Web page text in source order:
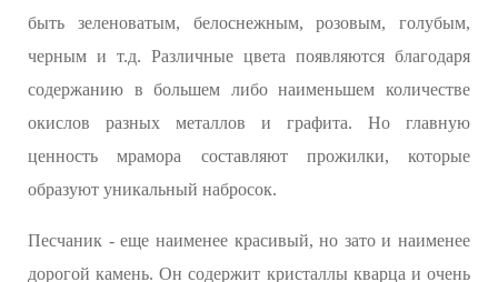
быть зеленоватым, белоснежным, розовым, голубым,
черным и т.д. Различные цвета появляются благодаря
содержанию в большем либо наименьшем количестве
окислов разных металлов и графита. Но главную
ценность мрамора составляют прожилки, которые
образуют уникальный набросок.
Песчаник - еще наименее красивый, но зато и наименее
дорогой камень. Он содержит кристаллы кварца и очень